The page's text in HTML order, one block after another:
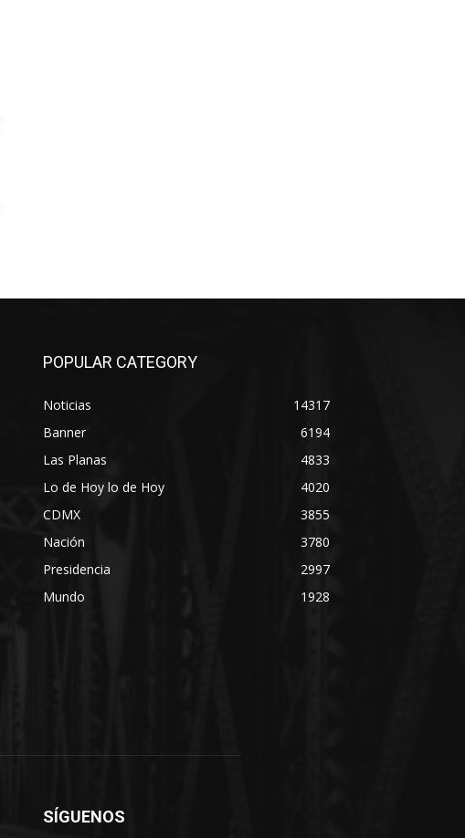
POPULAR CATEGORY
Noticias
14317
Banner
6194
Las Planas
4833
Lo de Hoy lo de Hoy
4020
CDMX
3855
Nación
3780
Presidencia
2997
Mundo
1928
SÍGUENOS